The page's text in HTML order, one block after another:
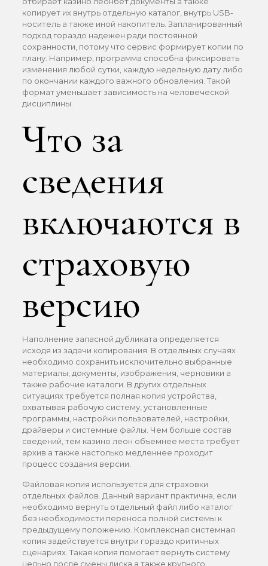
копирует их внутрь отдельную каталог, внутрь USB-
носитель а также иной накопитель. Запланированный
подход гораздо надежен ради постоянной
сохранности, потому что сервис формирует копии по
плану. Например, программа способна фиксировать
изменения любой сутки, каждую недельную дату либо
по окончании каждого важного обновления. Такой
формат уменьшает зависимость на человеческой
дисциплины.
Что за
сведения
включаются в
страховую
версию
Наполнение запасной дубликата определяется
исходя из задачи копирования. В отдельных случаях
необходимо сохранить исключительно выбранные
материалы, документы, изображения, черновики а
также рабочие каталоги. В других отдельных
ситуациях требуется полная копия устройства,
охватывая рабочую систему, установленные
программы, настройки пользователей, настройки,
драйверы и системные файлы. Чем больше состав
сведений, тем казино леон объемнее места требует
архив а также настолько медленнее проходит
процесс создания версии.
Файловая копия используется для страховки
отдельных файлов. Данный вариант практична, если
необходимо вернуть отдельный файл либо каталог
без необходимости переноса полной системы к
предыдущему положению. Комплексная системная
копия задействуется внутри гораздо критичных
сценариях. Такая копия помогает вернуть систему
цельно после смены диска а также крупного